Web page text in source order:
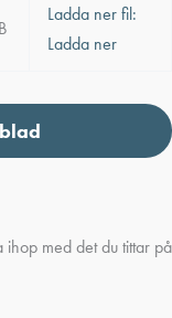
Ladda ner fil:
Ladda ner
med det du tittar på